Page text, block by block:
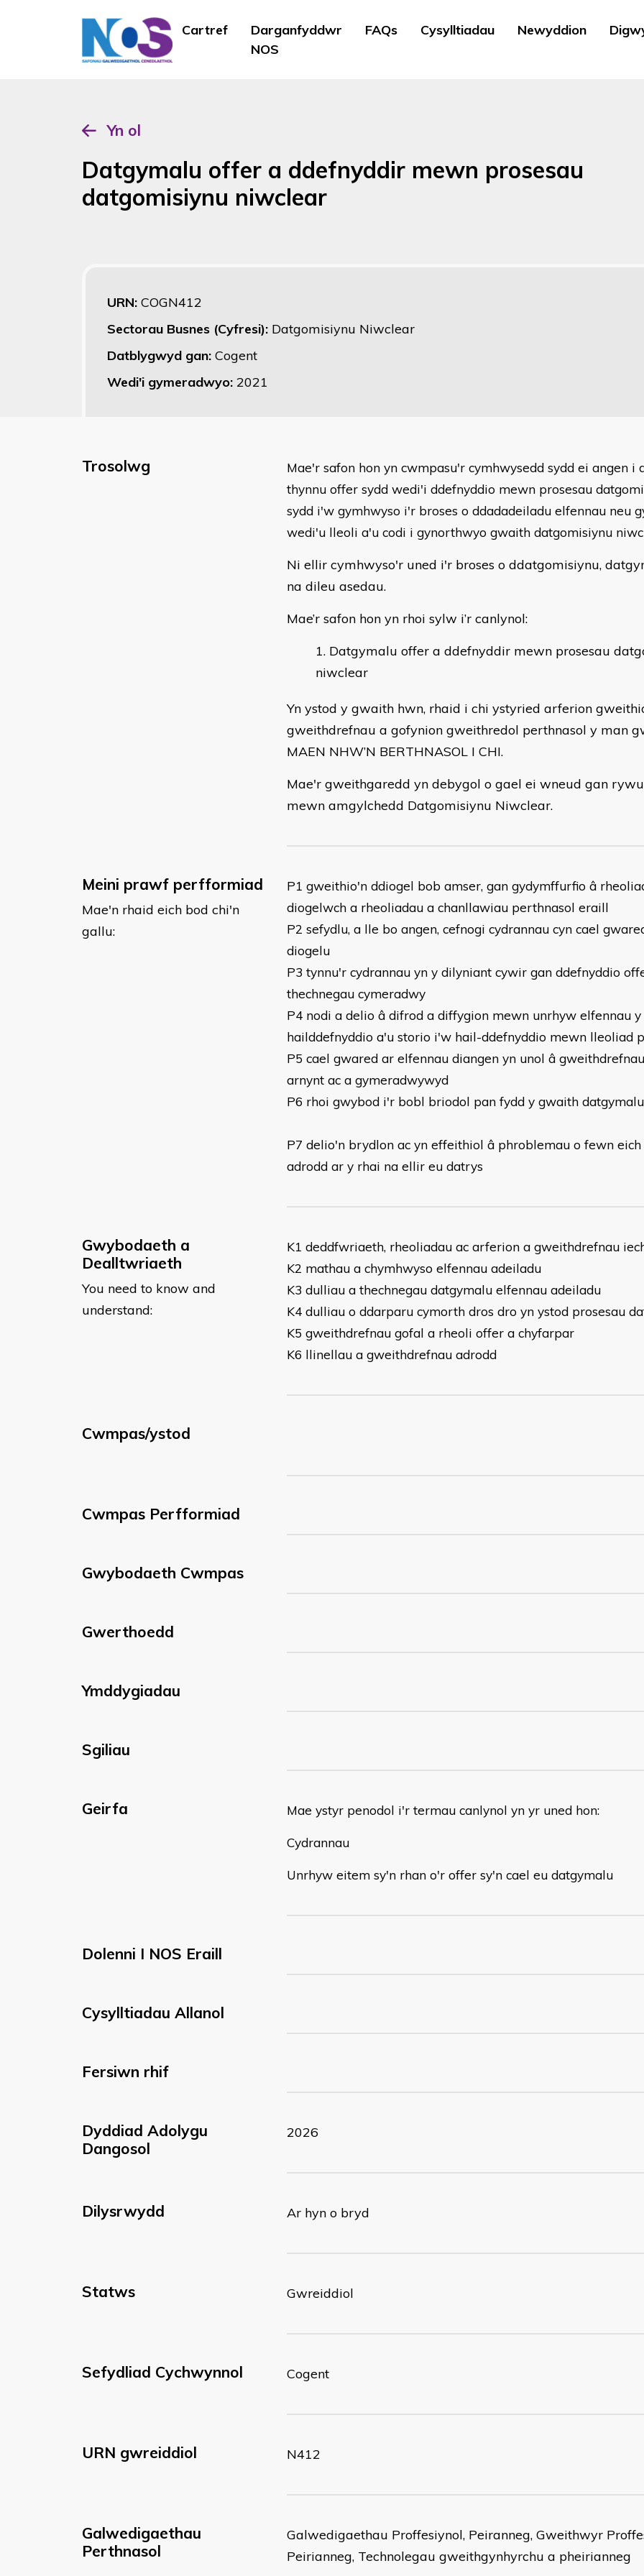
Cartref
Darganfyddwr
NOS
FAQs Cysylltiadau Newyddion
Yn ol
Datgymalu offer a ddefnyddir mewn prosesau
datgomisiynu niwclear
URN: COGN412
Sectorau Busnes (Cyfresi): Datgomisiynu Niwclear
Datblygwyd gan: Cogent
Wedi'i gymeradwyo: 2021
Trosolwg
Mae'r safon hon yn cwmpasu'r cymhwysedd sydd ei angen i
thynnu offer sydd wedi'i ddefnyddio mewn prosesau
sydd i'w gymhwyso i'r broses o ddadadeiladu elfennau neu
wedi'u lleoli a'u codi i gynorthwyo gwaith datgomisiynu
Ni ellir cymhwyso'r uned i'r broses o ddatgomisiynu,
na dileu asedau.
Mae’r safon hon yn rhoi sylw i’r canlynol:
Datgymalu offer a ddefnyddir mewn prosesau
niwclear
Yn ystod y gwaith hwn, rhaid i chi ystyried arferion
gweithdrefnau a gofynion gweithredol perthnasol y man
MAEN NHW’N BERTHNASOL I CHI.
Mae'r gweithgaredd yn debygol o gael ei wneud gan
mewn amgylchedd Datgomisiynu Niwclear.
Meini prawf perfformiad
Mae'n rhaid eich bod chi'n
gallu:
P1 gweithio'n ddiogel bob amser, gan gydymffurfio â
diogelwch a rheoliadau a chanllawiau perthnasol eraill
P2 sefydlu, a lle bo angen, cefnogi cydrannau cyn cael
diogelu
P3 tynnu'r cydrannau yn y dilyniant cywir gan ddefnyddio
thechnegau cymeradwy
P4 nodi a delio â difrod a diffygion mewn unrhyw elfennau
hailddefnyddio a'u storio i'w hail-ddefnyddio mewn lleoliad
P5 cael gwared ar elfennau diangen yn unol â
arnynt ac a gymeradwywyd
P6 rhoi gwybod i'r bobl briodol pan fydd y gwaith
P7 delio'n brydlon ac yn effeithiol â phroblemau o fewn
adrodd ar y rhai na ellir eu datrys
Gwybodaeth a
Dealltwriaeth
You need to know and
understand:
K1 deddfwriaeth, rheoliadau ac arferion a gweithdrefnau
K2 mathau a chymhwyso elfennau adeiladu
K3 dulliau a thechnegau datgymalu elfennau adeiladu
K4 dulliau o ddarparu cymorth dros dro yn ystod prosesau
K5 gweithdrefnau gofal a rheoli offer a chyfarpar
K6 llinellau a gweithdrefnau adrodd
Cwmpas/ystod
Cwmpas Perfformiad
Gwybodaeth Cwmpas
Gwerthoedd
Ymddygiadau
Sgiliau
Geirfa Mae ystyr penodol i'r termau canlynol yn yr uned hon:
Cydrannau
Unrhyw eitem sy'n rhan o'r offer sy'n cael eu datgymalu
Dolenni I NOS Eraill
Cysylltiadau Allanol
Fersiwn rhif
Dyddiad Adolygu
Dangosol
2026
Dilysrwydd Ar hyn o bryd
Statws Gwreiddiol
Sefydliad Cychwynnol Cogent
URN gwreiddiol N412
Galwedigaethau
Perthnasol
Galwedigaethau Proffesiynol, Peiranneg, Gweithwyr
Peirianneg, Technolegau gweithgynhyrchu a pheirianneg